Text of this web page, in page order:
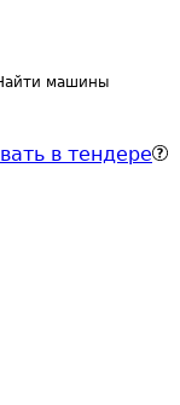
машины
в тендере